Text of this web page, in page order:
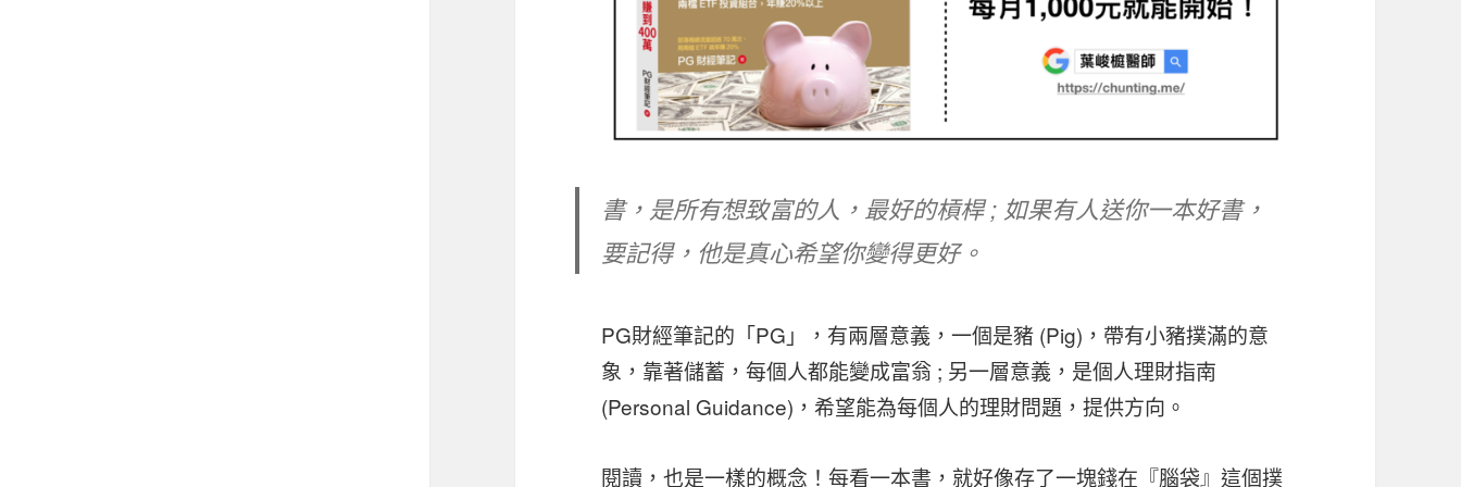
書，是所有想致富的人，最好的槓桿 ; 如果有人送你一本好書，
要記得，他是真心希望你變得更好。
PG財經筆記的「PG」，有兩層意義，一個是豬 (Pig)，帶有小豬撲滿的意
象，靠著儲蓄，每個人都能變成富翁 ; 另一層意義，是個人理財指南
(Personal Guidance)，希望能為每個人的理財問題，提供方向。
閱讀，也是一樣的概念！每看一本書，就好像存了一塊錢在『腦袋』這個撲